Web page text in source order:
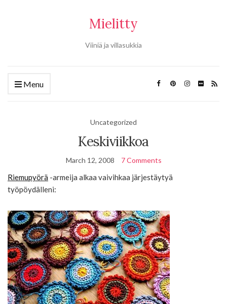
Mielitty
Viiniä ja villasukkia
Menu
Uncategorized
Keskiviikkoa
March 12, 2008 7 Comments
Riemupyörä -armeija alkaa vaivihkaa järjestäytyä
työpöydälleni: